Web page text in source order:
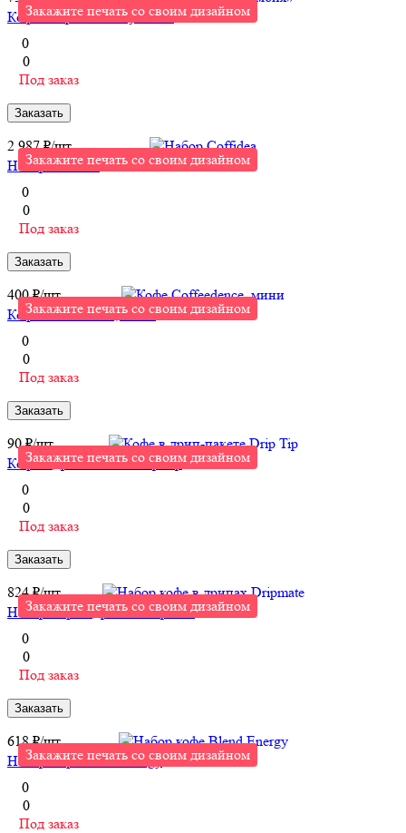
Закажите печать со своим дизайном
Кофе в зернах «Колумбия»
0
0
Под заказ
Заказать
Закажите печать со своим дизайном
2 987 ₽/шт
Набор Coffidea
0
0
Под заказ
Заказать
Закажите печать со своим дизайном
400 ₽/шт
Кофе Coffeedence, мини
0
0
Под заказ
Заказать
Закажите печать со своим дизайном
90 ₽/шт
Кофе в дрип-пакете Drip Tip
0
0
Под заказ
Заказать
Закажите печать со своим дизайном
824 ₽/шт
Набор кофе в дрипах Dripmate
0
0
Под заказ
Заказать
Закажите печать со своим дизайном
618 ₽/шт
Набор кофе Blend Energy
0
0
Под заказ